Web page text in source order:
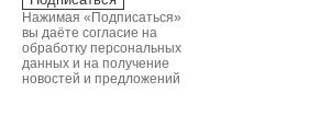
Нажимая «Подписаться»
вы даёте согласие на
обработку персональных
данных и на получение
новостей и предложений